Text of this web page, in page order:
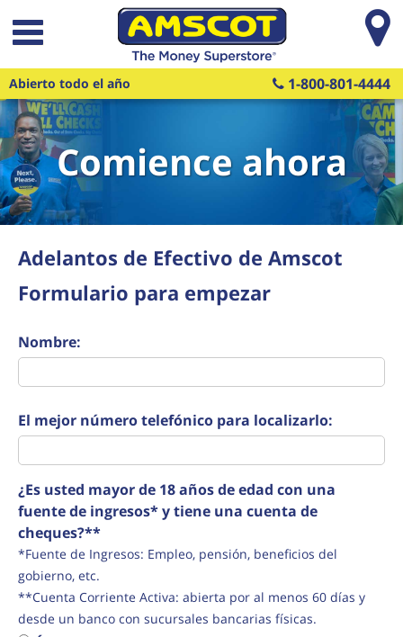
Saltar al contenido principal
Abierto todo el año 1-800-801-4444
Comience ahora
Adelantos de Efectivo de Amscot
Formulario para empezar
Nombre:
El mejor número telefónico para localizarlo:
¿Es usted mayor de 18 años de edad con una
fuente de ingresos* y tiene una cuenta de
cheques?**
*Fuente de Ingresos: Empleo, pensión, beneficios del
gobierno, etc.
**Cuenta Corriente Activa: abierta por al menos 60 días y
desde un banco con sucursales bancarias físicas.